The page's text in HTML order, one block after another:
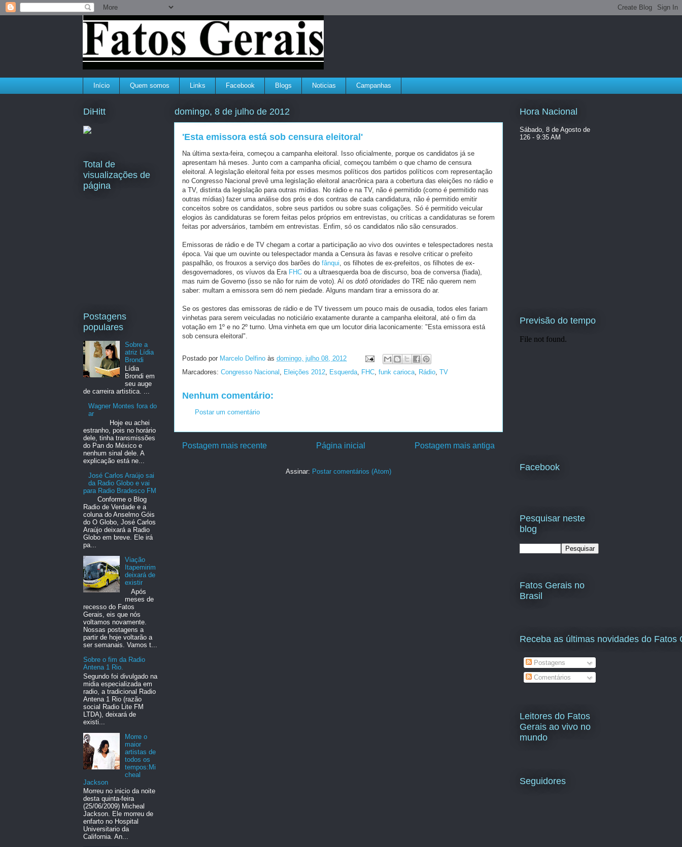
Início Quem somos Links Facebook Blogs Noticias Campanhas
domingo, 8 de julho de 2012
'Esta emissora está sob censura eleitoral'
Na última sexta-feira, começou a campanha eleitoral. Isso oficialmente, porque os candidatos já se
apresentam há meses. Junto com a campanha oficial, começou também o que chamo de censura
eleitoral. A legislação eleitoral feita por esses mesmos políticos dos partidos políticos com representação
no Congresso Nacional prevê uma legislação eleitoral anacrônica para a cobertura das eleições no rádio e
a TV, distinta da legislação para outras mídias. No rádio e na TV, não é permitido (como é permitido nas
outras mídias) fazer uma análise dos prós e dos contras de cada candidatura, não é permitido emitir
conceitos sobre os candidatos, sobre seus partidos ou sobre suas coligações. Só é permitido veicular
elogios às candidaturas se forem feitas pelos próprios em entrevistas, ou críticas a candidaturas se forem
feitas por adversários, também em entrevistas. Enfim, só os candidatos não são censurados.
Emissoras de rádio e de TV chegam a cortar a participação ao vivo dos ouvintes e telespectadores nesta
época. Vai que um ouvinte ou telespectador manda a Censura às favas e resolve criticar o prefeito
paspalhão, os frouxos a serviço dos barões do fânqui , os filhotes de ex-prefeitos, os filhotes de ex-
desgovernadores, os víuvos da Era FHC ou a ultraesquerda boa de discurso, boa de conversa (fiada),
mas ruim de Governo (isso se não for ruim de voto). Aí os dotô otoridades do TRE não querem nem
saber: multam a emissora sem dó nem piedade. Alguns mandam tirar a emissora do ar.
Se os gestores das emissoras de rádio e de TV tivessem um pouco mais de ousadia, todos eles fariam
vinhetas para serem veiculadas no noticiário exatamente durante a campanha eleitoral, até o fim da
votação em 1º e no 2º turno. Uma vinheta em que um locutor diria laconicamente: "Esta emissora está
sob censura eleitoral".
Postado por Marcelo Delfino às domingo, julho 08, 2012
Marcadores: Congresso Nacional Eleições 2012 Esquerda FHC funk carioca Rádio TV
Nenhum comentário:
Postar um comentário
Postagem mais recente Postagem mais antiga
Página inicial
Assinar: Postar comentários (Atom)
DiHitt
Total de
visualizações de
página
Postagens
populares
Sobre a
atriz Lídia
Brondi
Lídia
Brondi em
seu auge
de carreira artistica. ...
Wagner Montes fora do
ar
Hoje eu achei
estranho, pois no horário
dele, tinha transmissões
do Pan do México e
nenhum sinal dele. A
explicação está ne...
José Carlos Araújo sai
da Radio Globo e vai
para Radio Bradesco FM
Conforme o Blog
Radio de Verdade e a
coluna do Anselmo Góis
do O Globo, José Carlos
Araújo deixará a Radio
Globo em breve. Ele irá
pa...
Viação
Itapemirim
deixará de
existir
Após
meses de
recesso do Fatos
Gerais, eis que nós
voltamos novamente.
Nossas postagens a
partir de hoje voltarão a
ser semanais. Vamos t...
Sobre o fim da Radio
Antena 1 Rio.
Segundo foi divulgado na
midia especializada em
radio, a tradicional Radio
Antena 1 Rio (razão
social Radio Lite FM
LTDA), deixará de
existi...
Morre o
maior
artistas de
todos os
tempos:Mi
cheal
Jackson
Morreu no inicio da noite
desta quinta-feira
(25/06/2009) Micheal
Jackson. Ele morreu de
enfarto no Hospital
Universitario da
California. An...
Hora Nacional
Sábado, 8 de Agosto de
126 - 9:35 AM
Previsão do tempo
Facebook
Pesquisar neste
blog
Fatos Gerais no
Brasil
Receba as últimas novidades do Fatos
Postagens
Comentários
Leitores do Fatos
Gerais ao vivo no
mundo
Seguidores